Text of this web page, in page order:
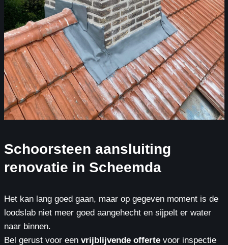
Schoorsteen aansluiting
renovatie in Scheemda
Het kan lang goed gaan, maar op gegeven moment is de
loodslab niet meer goed aangehecht en sijpelt er water
naar binnen.
Bel gerust voor eenvrijblijvende offertevoor inspectie